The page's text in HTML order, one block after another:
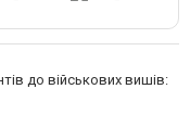
до військових вишів: